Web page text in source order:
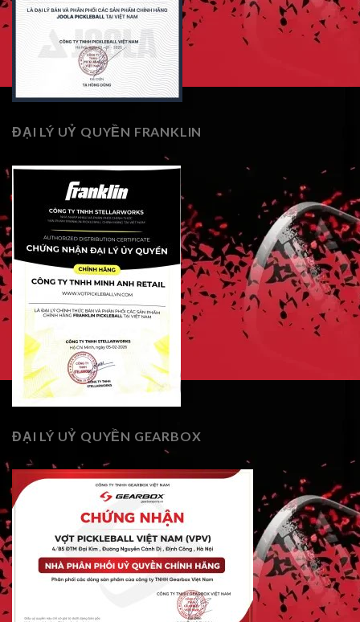
ĐẠI LÝ UỶ QUYỀN FRANKLIN
ĐẠI LÝ UỶ QUYỀN GEARBOX